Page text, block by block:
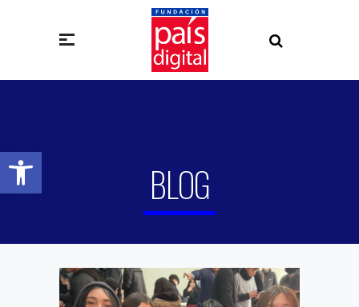
Abrir barra de herramientas
BLOG